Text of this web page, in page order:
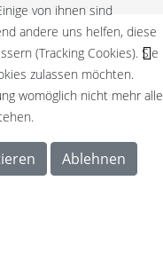
von ihnen sind
andere uns helfen, diese
(Tracking Cookies). Sie
zulassen möchten.
womöglich nicht mehr alle
Ablehnen